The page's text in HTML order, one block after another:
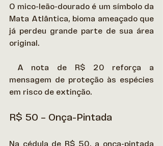
O mico-leão-dourado é um símbolo da
Mata Atlântica, bioma ameaçado que
já perdeu grande parte de sua área
original.
A nota de R$ 20 reforça a
mensagem de proteção às espécies
em risco de extinção.
R$ 50 – Onça-Pintada